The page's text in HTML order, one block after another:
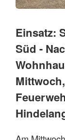
Einsatz:
Süd -